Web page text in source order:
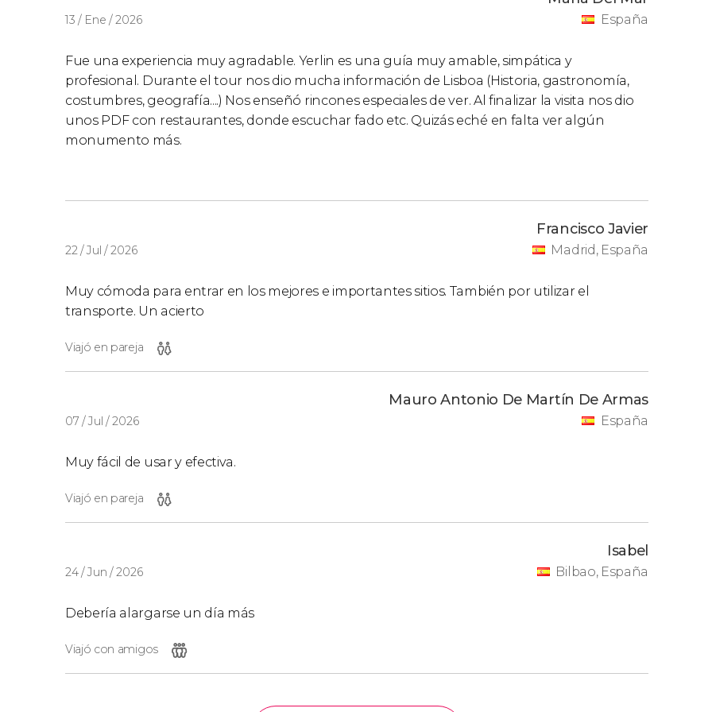
en la tarjeta. Los cierres o acceso gratuito por festivos o eventos especiales no
supondrán motivo de devolución parcial o total del precio de la tarjeta.
máximo vuestra tarjeta.
Los cierres o acceso gratuito por festivos o eventos especialesno supondrán motivo de
devolución parcial o total del precio de la tarjeta. Tampoco corresponderá reembolso
total o parcial por cierres puntuales de los monumentos o museos.
Tened en cuenta que puede haber restricciones en el acceso a algunos museos y
13 / Ene / 2026 España
Fue una experiencia muy agradable. Yerlin es una guía muy amable, simpática y
profesional. Durante el tour nos dio mucha información de Lisboa (Historia, gastronomía,
costumbres, geografía....) Nos enseñó rincones especiales de ver. Al finalizar la visita nos dio
unos PDF con restaurantes, donde escuchar fado etc. Quizás eché en falta ver algún
monumento más.
22 / Jul / 2026
Francisco Javier
Madrid, España
Muy cómoda para entrar en los mejores e importantes sitios. También por utilizar el
transporte. Un acierto
Viajó en pareja
07 / Jul / 2026
Mauro Antonio De Martín De Armas
España
Muy fácil de usar y efectiva.
Viajó en pareja
24 / Jun / 2026
Isabel
Bilbao, España
Debería alargarse un día más
Viajó con amigos